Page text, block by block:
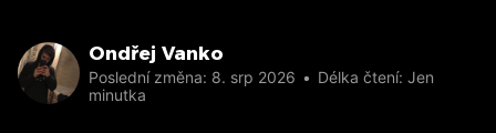
Ondřej Vanko
Poslední změna: 8. srp 2026 • Délka čtení: Jen
minutka